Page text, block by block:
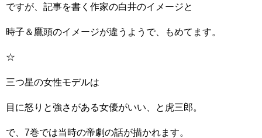
ですが、記事を書く作家の白井のイメージと
時子＆鷹頭のイメージが違うようで、もめてます。
☆
三つ星の女性モデルは
目に怒りと強さがある女優がいい、と虎三郎。
で、7巻では当時の帝劇の話が描かれます。